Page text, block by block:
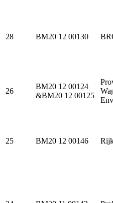
28 BM20 12 00130
26
BM20 12 00124
&BM20 12 00125
25 BM20 12 00146